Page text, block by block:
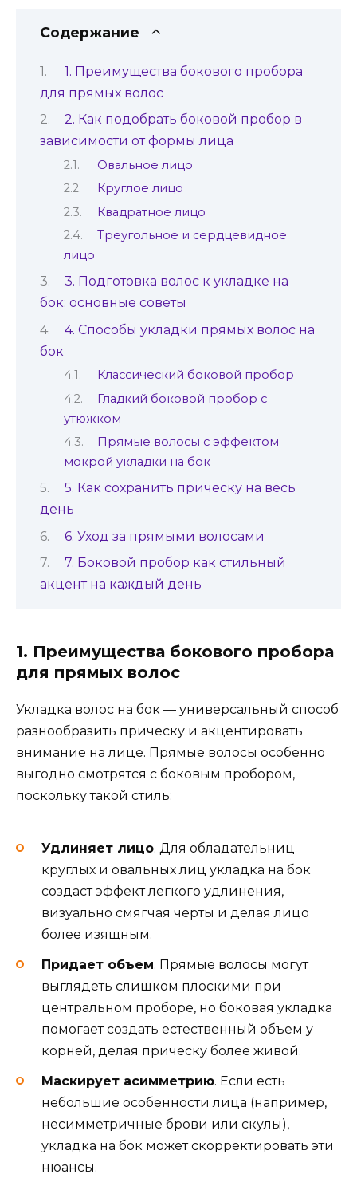
Содержание
1. Преимущества бокового пробора
для прямых волос
2. Как подобрать боковой пробор в
зависимости от формы лица
Овальное лицо
Круглое лицо
Квадратное лицо
Треугольное и сердцевидное
лицо
3. Подготовка волос к укладке на
бок: основные советы
4. Способы укладки прямых волос на
бок
Классический боковой пробор
Гладкий боковой пробор с
утюжком
Прямые волосы с эффектом
мокрой укладки на бок
5. Как сохранить прическу на весь
день
6. Уход за прямыми волосами
7. Боковой пробор как стильный
акцент на каждый день
1. Преимущества бокового пробора
для прямых волос
Укладка волос на бок — универсальный способ
разнообразить прическу и акцентировать
внимание на лице. Прямые волосы особенно
выгодно смотрятся с боковым пробором,
поскольку такой стиль:
Удлиняет лицо. Для обладательниц
круглых и овальных лиц укладка на бок
создаст эффект легкого удлинения,
визуально смягчая черты и делая лицо
более изящным.
Придает объем. Прямые волосы могут
выглядеть слишком плоскими при
центральном проборе, но боковая укладка
помогает создать естественный объем у
корней, делая прическу более живой.
Маскирует асимметрию. Если есть
небольшие особенности лица (например,
несимметричные брови или скулы),
укладка на бок может скорректировать эти
нюансы.